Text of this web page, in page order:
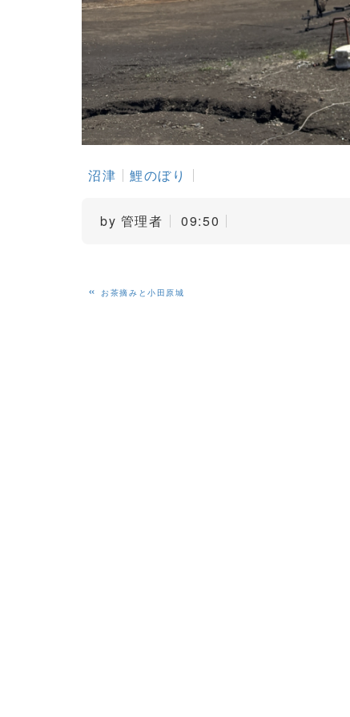
沼津 鯉のぼり
by 管理者 09:50
«お茶摘みと小田原城